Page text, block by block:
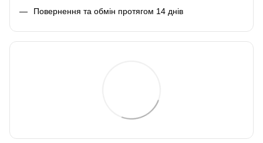
Повернення та обмін протягом 14 днів